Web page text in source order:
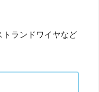
ランドワイヤなど